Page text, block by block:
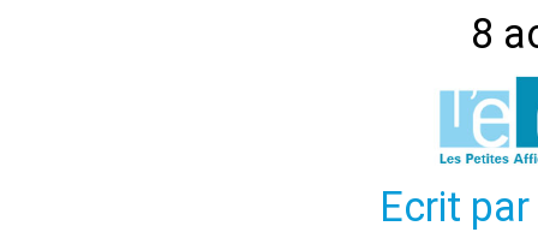
8
Ecrit